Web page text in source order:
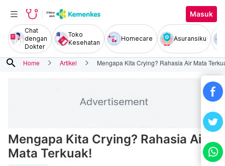
Masuk
Chat
dengan
Dokter
Toko
Kesehatan
Homecare Asuransiku
search Home Artikel Mengapa Kita Crying? Rahasia Air Mata
Mengapa Kita Crying? Rahasia Air
Mata Terkuak!